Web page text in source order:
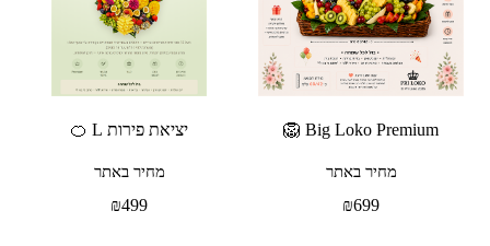
Big Loko Premium 🦁
מחיר באתר
₪699
יציאת פירות L 🍊
מחיר באתר
₪499